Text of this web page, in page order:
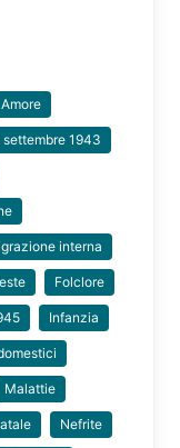
Amore
1943
interna
Folclore
Infanzia
Malattie
Nefrite